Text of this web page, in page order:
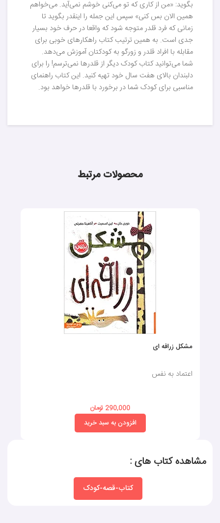
بگوید: «من از کاری که تو می‌کنی خوشم نمی‌آید. می‌خواهم
همین الان بس کنی» سپس این جمله را اینقدر بگوید تا
زمانی که فرد قلدر متوجه شود که واقعا در حرف خود بسیار
جدی است. به همین ترتیب کتاب‌ راهکارهای خوبی برای
مقابله با افراد قلدر و زورگو به کودکتان آموزش می‌دهد.
شما می‌توانید کتاب کودک دیگر از قلدرها نمی‌ترسم! را برای
دلبندان بالای هفت سال خود تهیه کنید. این کتاب راهنمای
مناسبی برای کودک شما در برخورد با قلدرها خواهد بود.
محصولات مرتبط
مشکل زرافه ای
اعتماد به نفس
290,000 تومان
افزودن به سبد خرید
مشاهده کتاب های :
کتاب-قصه-کودک